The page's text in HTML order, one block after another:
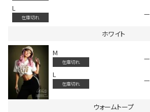
会員登録でいつでもお得に
L
在庫切れ —
ホワイト
M
在庫切れ
—
L
在庫切れ —
ウォームトープ